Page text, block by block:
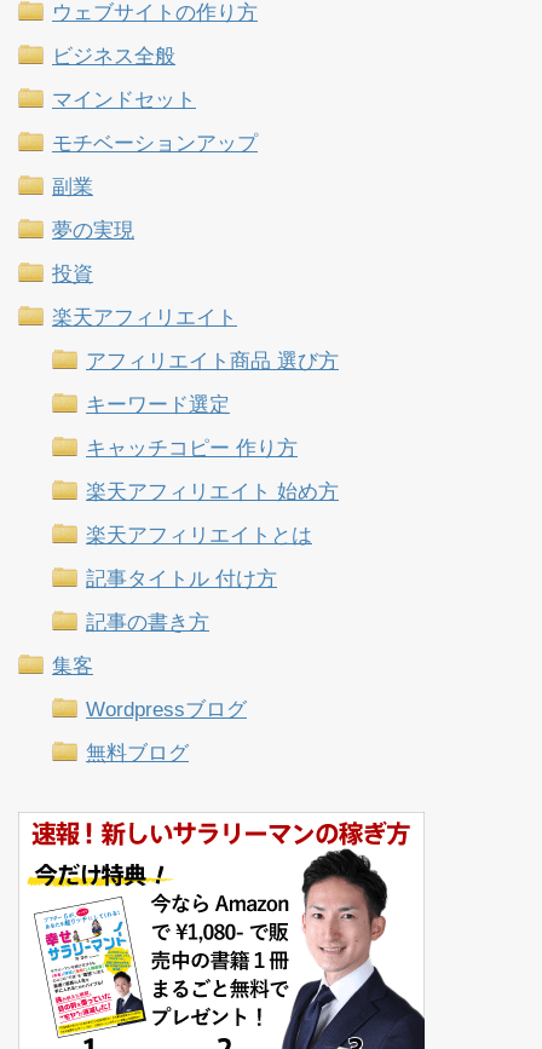
ウェブサイトの作り方
ビジネス全般
マインドセット
モチベーションアップ
副業
夢の実現
投資
楽天アフィリエイト
アフィリエイト商品 選び方
キーワード選定
キャッチコピー 作り方
楽天アフィリエイト 始め方
楽天アフィリエイトとは
記事タイトル 付け方
記事の書き方
集客
Wordpressブログ
無料ブログ